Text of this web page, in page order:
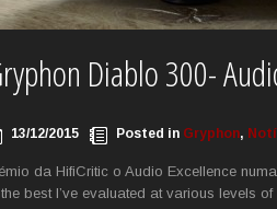
Diablo 300-
13/12/2015 Posted in Gryphon,
da HifiCritic o Audio Excellence
best I’ve evaluated at various levels